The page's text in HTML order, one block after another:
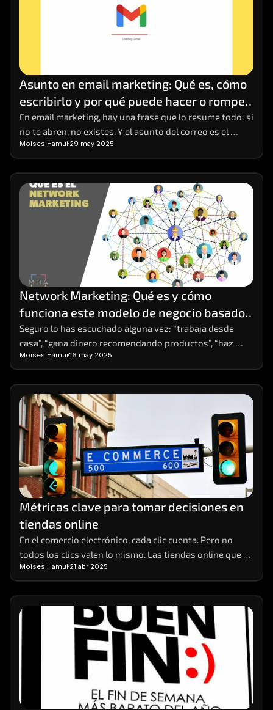
Asunto en email marketing: Qué es, cómo
escribirlo y por qué puede hacer o romper
tu campaña
En email marketing, hay una frase que lo resume todo: si
no te abren, no existes. Y el asunto del correo es el
primer (y a veces único) punto de contacto que tienes
para captar la atención del lector. Puede parecer una
línea de texto más, pero es el anzuelo que decide si el
mensaje será ignorado, eliminado o abierto con interés.
Moises Hamui 29 may 2025
Network Marketing: Qué es y cómo
funciona este modelo de negocio basado
en redes
Seguro lo has escuchado alguna vez: “trabaja desde
casa”, “gana dinero recomendando productos”, “haz
crecer tu red y obtén ingresos residuales”. Estas frases,
comunes en redes sociales o eventos de
emprendimiento, suelen estar relacionadas con el
Network Marketing. ¿Pero qué es exactamente y cómo
funciona? ¿Es una estafa o una forma real de generar
ingresos?
Moises Hamui 16 may 2025
Métricas clave para tomar decisiones en
tiendas online
En el comercio electrónico, cada clic cuenta. Pero no
todos los clics valen lo mismo. Las tiendas online que
realmente crecen son aquellas que aprenden a
interpretar los datos detrás de cada visita, compra o
carrito abandonado.
Moises Hamui 21 abr 2025